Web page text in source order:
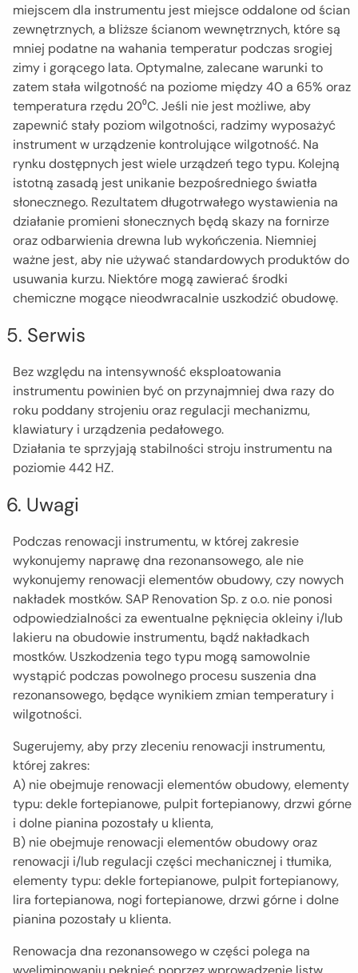
miejscem dla instrumentu jest miejsce oddalone od ścian
zewnętrznych, a bliższe ścianom wewnętrznych, które są
mniej podatne na wahania temperatur podczas srogiej
zimy i gorącego lata. Optymalne, zalecane warunki to
zatem stała wilgotność na poziome między 40 a 65% oraz
temperatura rzędu 20⁰C. Jeśli nie jest możliwe, aby
zapewnić stały poziom wilgotności, radzimy wyposażyć
instrument w urządzenie kontrolujące wilgotność. Na
rynku dostępnych jest wiele urządzeń tego typu. Kolejną
istotną zasadą jest unikanie bezpośredniego światła
słonecznego. Rezultatem długotrwałego wystawienia na
działanie promieni słonecznych będą skazy na fornirze
oraz odbarwienia drewna lub wykończenia. Niemniej
ważne jest, aby nie używać standardowych produktów do
usuwania kurzu. Niektóre mogą zawierać środki
chemiczne mogące nieodwracalnie uszkodzić obudowę.
5. Serwis
Bez względu na intensywność eksploatowania
instrumentu powinien być on przynajmniej dwa razy do
roku poddany strojeniu oraz regulacji mechanizmu,
klawiatury i urządzenia pedałowego.
Działania te sprzyjają stabilności stroju instrumentu na
poziomie 442 HZ.
6. Uwagi
Podczas renowacji instrumentu, w której zakresie
wykonujemy naprawę dna rezonansowego, ale nie
wykonujemy renowacji elementów obudowy, czy nowych
nakładek mostków. SAP Renovation Sp. z o.o. nie ponosi
odpowiedzialności za ewentualne pęknięcia okleiny i/lub
lakieru na obudowie instrumentu, bądź nakładkach
mostków. Uszkodzenia tego typu mogą samowolnie
wystąpić podczas powolnego procesu suszenia dna
rezonansowego, będące wynikiem zmian temperatury i
wilgotności.
Sugerujemy, aby przy zleceniu renowacji instrumentu,
której zakres:
A) nie obejmuje renowacji elementów obudowy, elementy
typu: dekle fortepianowe, pulpit fortepianowy, drzwi górne
i dolne pianina pozostały u klienta,
B) nie obejmuje renowacji elementów obudowy oraz
renowacji i/lub regulacji części mechanicznej i tłumika,
elementy typu: dekle fortepianowe, pulpit fortepianowy,
lira fortepianowa, nogi fortepianowe, drzwi górne i dolne
pianina pozostały u klienta.
Renowacja dna rezonansowego w części polega na